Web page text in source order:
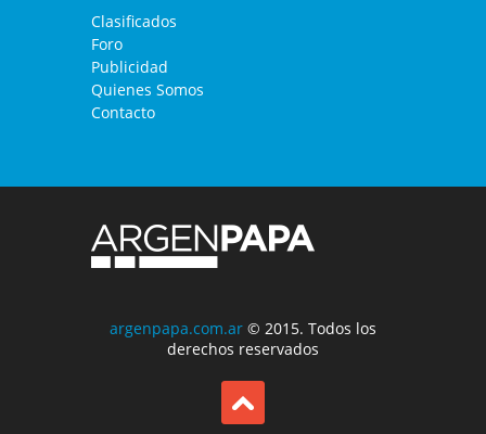
Clasificados
Foro
Publicidad
Quienes Somos
Contacto
argenpapa.com.ar © 2015. Todos los
derechos reservados